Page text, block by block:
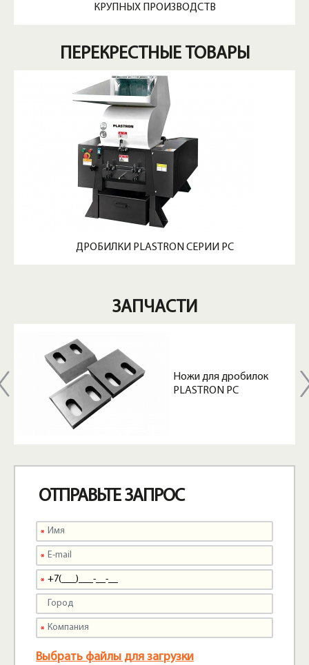
КРУПНЫХ ПРОИЗВОДСТВ
ПЕРЕКРЕСТНЫЕ ТОВАРЫ
ДРОБИЛКИ PLASTRON СЕРИИ PC
ЗАПЧАСТИ
Ножи для дробилок
PLASTRON PC
ОТПРАВЬТЕ ЗАПРОС
Выбрать файлы для загрузки